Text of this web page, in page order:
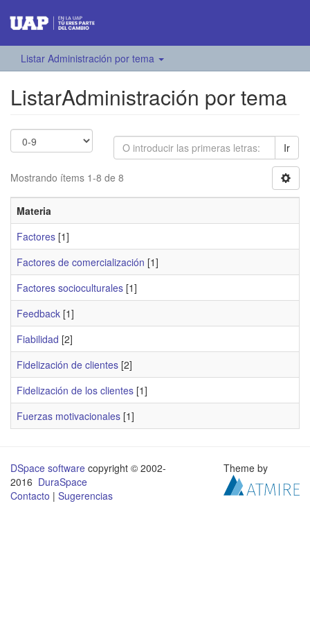
Listar Administración por tema
ListarAdministración por tema
Ir
Mostrando ítems 1-8 de 8
Materia
Factores [1]
Factores de comercialización [1]
Factores socioculturales [1]
Feedback [1]
Fiabilidad [2]
Fidelización de clientes [2]
Fidelización de los clientes [1]
Fuerzas motivacionales [1]
DSpace software copyright © 2002-
2016 DuraSpace
Contacto | Sugerencias
Theme by